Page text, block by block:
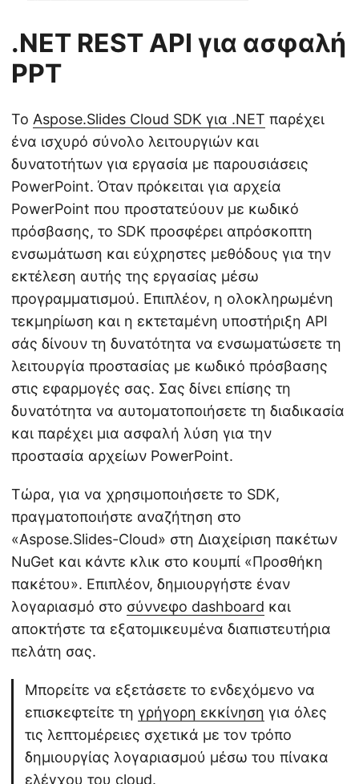
.NET REST API για ασφαλή
PPT
Το Aspose.Slides Cloud SDK για .NET παρέχει
ένα ισχυρό σύνολο λειτουργιών και
δυνατοτήτων για εργασία με παρουσιάσεις
PowerPoint. Όταν πρόκειται για αρχεία
PowerPoint που προστατεύουν με κωδικό
πρόσβασης, το SDK προσφέρει απρόσκοπτη
ενσωμάτωση και εύχρηστες μεθόδους για την
εκτέλεση αυτής της εργασίας μέσω
προγραμματισμού. Επιπλέον, η ολοκληρωμένη
τεκμηρίωση και η εκτεταμένη υποστήριξη API
σάς δίνουν τη δυνατότητα να ενσωματώσετε τη
λειτουργία προστασίας με κωδικό πρόσβασης
στις εφαρμογές σας. Σας δίνει επίσης τη
δυνατότητα να αυτοματοποιήσετε τη διαδικασία
και παρέχει μια ασφαλή λύση για την
προστασία αρχείων PowerPoint.
Τώρα, για να χρησιμοποιήσετε το SDK,
πραγματοποιήστε αναζήτηση στο
«Aspose.Slides-Cloud» στη Διαχείριση πακέτων
NuGet και κάντε κλικ στο κουμπί «Προσθήκη
πακέτου». Επιπλέον, δημιουργήστε έναν
λογαριασμό στο σύννεφο dashboard και
αποκτήστε τα εξατομικευμένα διαπιστευτήρια
πελάτη σας.
Μπορείτε να εξετάσετε το ενδεχόμενο να
επισκεφτείτε τη γρήγορη εκκίνηση για όλες
τις λεπτομέρειες σχετικά με τον τρόπο
δημιουργίας λογαριασμού μέσω του πίνακα
ελέγχου του cloud.